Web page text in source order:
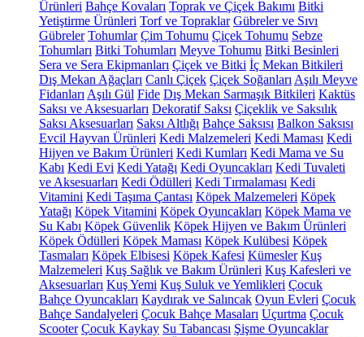
Ürünleri Bahçe Kovaları Toprak ve Çiçek Bakımı Bitki
Yetiştirme Ürünleri Torf ve Topraklar Gübreler ve Sıvı
Gübreler Tohumlar Çim Tohumu Çiçek Tohumu Sebze
Tohumları Bitki Tohumları Meyve Tohumu Bitki Besinleri
Sera ve Sera Ekipmanları Çiçek ve Bitki İç Mekan Bitkileri
Dış Mekan Ağaçları Canlı Çiçek Çiçek Soğanları Aşılı Meyve
Fidanları Aşılı Gül Fide Dış Mekan Sarmaşık Bitkileri Kaktüs
Saksı ve Aksesuarları Dekoratif Saksı Çiçeklik ve Saksılık
Saksı Aksesuarları Saksı Altlığı Bahçe Saksısı Balkon Saksısı
Evcil Hayvan Ürünleri Kedi Malzemeleri Kedi Maması Kedi
Hijyen ve Bakım Ürünleri Kedi Kumları Kedi Mama ve Su
Kabı Kedi Evi Kedi Yatağı Kedi Oyuncakları Kedi Tuvaleti
ve Aksesuarları Kedi Ödülleri Kedi Tırmalaması Kedi
Vitamini Kedi Taşıma Çantası Köpek Malzemeleri Köpek
Yatağı Köpek Vitamini Köpek Oyuncakları Köpek Mama ve
Su Kabı Köpek Güvenlik Köpek Hijyen ve Bakım Ürünleri
Köpek Ödülleri Köpek Maması Köpek Kulübesi Köpek
Tasmaları Köpek Elbisesi Köpek Kafesi Kümesler Kuş
Malzemeleri Kuş Sağlık ve Bakım Ürünleri Kuş Kafesleri ve
Aksesuarları Kuş Yemi Kuş Suluk ve Yemlikleri Çocuk
Bahçe Oyuncakları Kaydırak ve Salıncak Oyun Evleri Çocuk
Bahçe Sandalyeleri Çocuk Bahçe Masaları Uçurtma Çocuk
Scooter Çocuk Kaykay Su Tabancası Şişme Oyuncaklar